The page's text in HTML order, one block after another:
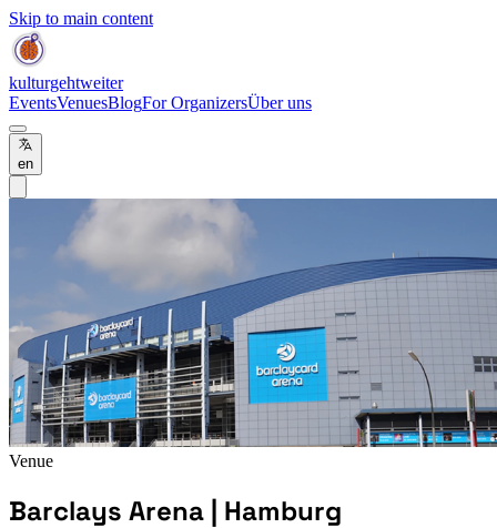
Skip to main content
kulturgehtweiter
EventsVenuesBlogFor OrganizersÜber uns
en
Venue
Barclays Arena | Hamburg